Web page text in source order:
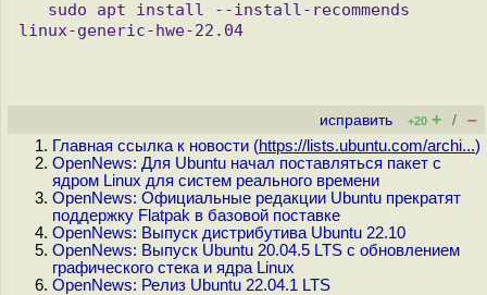
исправить +20 + / –
Главная ссылка к новости (https://lists.ubuntu.com/archi...)
OpenNews: Для Ubuntu начал поставляться пакет с
ядром Linux для систем реального времени
OpenNews: Официальные редакции Ubuntu прекратят
поддержку Flatpak в базовой поставке
OpenNews: Выпуск дистрибутива Ubuntu 22.10
OpenNews: Выпуск Ubuntu 20.04.5 LTS c обновлением
графического стека и ядра Linux
OpenNews: Релиз Ubuntu 22.04.1 LTS